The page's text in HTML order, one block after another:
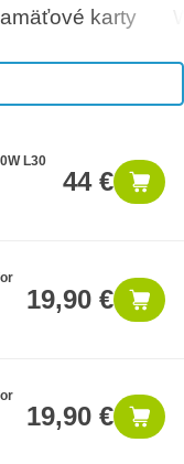
karty
L30
44 €
19,90 €
19,90 €